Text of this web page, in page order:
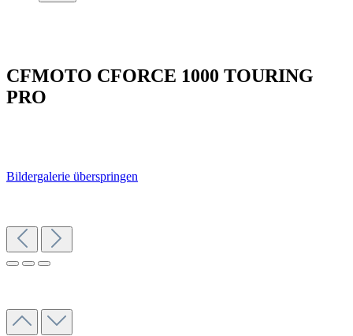
CFMOTO CFORCE 1000 TOURING
PRO
Bildergalerie überspringen